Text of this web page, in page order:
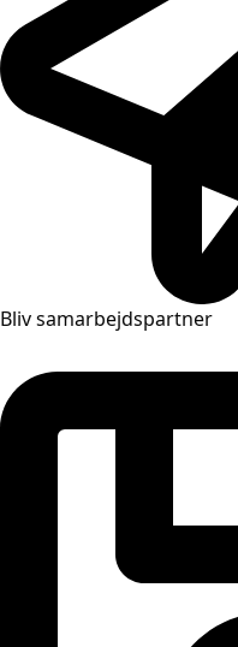
Bliv samarbejdspartner